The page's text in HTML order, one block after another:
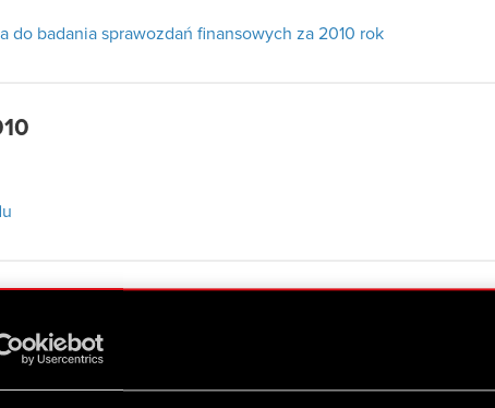
do badania sprawozdań finansowych za 2010 rok
przez podmiot zależny